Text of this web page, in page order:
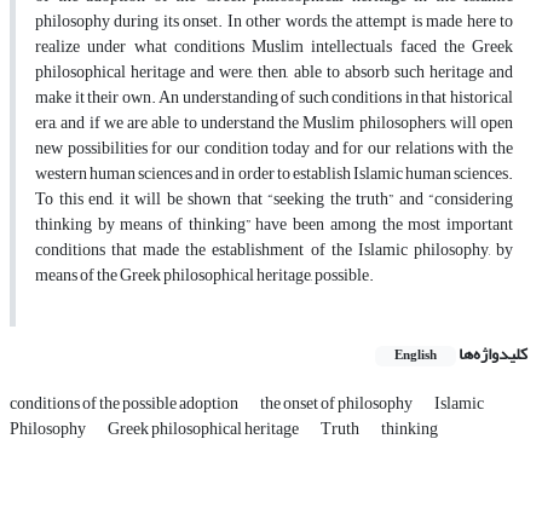
philosophy during its onset. In other words, the attempt is made here to
realize under what conditions Muslim intellectuals faced the Greek
philosophical heritage and were, then, able to absorb such heritage and
make it their own. An understanding of such conditions in that historical
era, and if we are able to understand the Muslim philosophers, will open
new possibilities for our condition today and for our relations with the
western human sciences and in order to establish Islamic human sciences.
To this end, it will be shown that “seeking the truth” and “considering
thinking by means of thinking” have been among the most important
conditions that made the establishment of the Islamic philosophy, by
means of the Greek philosophical heritage, possible.
کلیدواژه‌ها English
conditions of the possible adoption the onset of philosophy Islamic
Philosophy Greek philosophical heritage Truth thinking